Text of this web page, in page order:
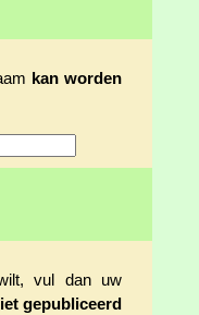
kan worden
vul dan uw
gepubliceerd